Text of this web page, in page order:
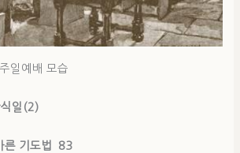
일예배 모습
일 (2)
른 기도법 83